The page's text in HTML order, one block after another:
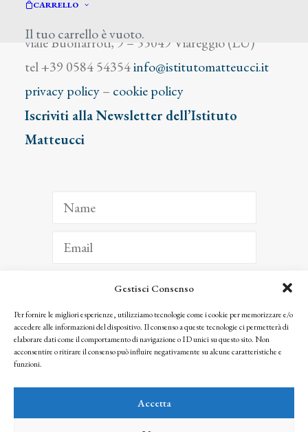
Gestisci Consenso
Per fornire le migliori esperienze, utilizziamo tecnologie come i cookie per memorizzare e/o
accedere alle informazioni del dispositivo. Il consenso a queste tecnologie ci permetterà di
elaborare dati come il comportamento di navigazione o ID unici su questo sito. Non
acconsentire o ritirare il consenso può influire negativamente su alcune caratteristiche e
funzioni.
Accetta
CARRELLO
Il tuo carrello è vuoto.
viale Buonarroti, 9 – 55049 Viareggio (LU)
tel +39 0584 54354info@istitutomatteucci.it
privacy policy– cookie policy
Iscriviti alla Newsletter dell’Istituto
Matteucci
ISCRIVITI
Facendo clic per iscriverti, riconosci che le tue informazioni saranno trattate
seguendo la nostra Privacy Policy
© 2025 Istituto Matteucci. All right reserved
l’autorizzazione scritta dei proprietari dei diritti e dell’Istituto Matteucci